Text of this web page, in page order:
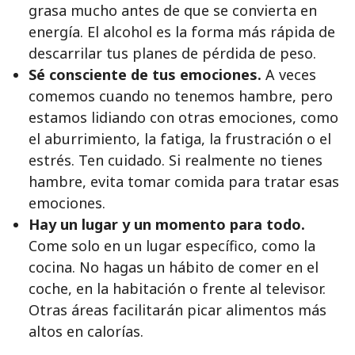
grasa mucho antes de que se convierta en
energía. El alcohol es la forma más rápida de
descarrilar tus planes de pérdida de peso.
Sé consciente de tus emociones. A veces
comemos cuando no tenemos hambre, pero
estamos lidiando con otras emociones, como
el aburrimiento, la fatiga, la frustración o el
estrés. Ten cuidado. Si realmente no tienes
hambre, evita tomar comida para tratar esas
emociones.
Hay un lugar y un momento para todo.
Come solo en un lugar específico, como la
cocina. No hagas un hábito de comer en el
coche, en la habitación o frente al televisor.
Otras áreas facilitarán picar alimentos más
altos en calorías.